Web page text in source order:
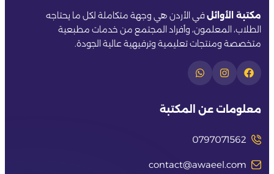
مكتبة الأوائلفي الأردن هي وجهة متكاملة لكل ما يحتاجه
الطلاب، المعلمون، وأفراد المجتمع من خدمات مطبعية
متخصصة ومنتجات تعليمية وترفيهية عالية الجودة.
معلومات عن المكتبة
0797071562
contact@awaeel.com